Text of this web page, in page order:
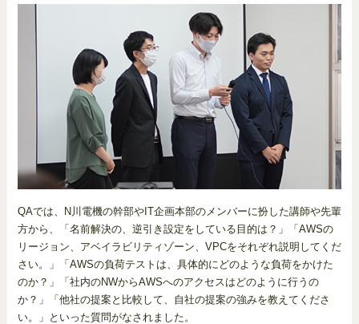
QAでは、N川電機の幹部やIT企画本部のメンバーに扮した講師や先輩
方から、「名前解決の、逆引き設定をしている目的は？」「AWSの
リージョン、アベイラビリティゾーン、VPCをそれぞれ説明してくだ
さい。」「AWSの負荷テストは、具体的にどのような負荷をかけた
のか？」「社内のNWからAWSへのアクセスはどのように行うの
か？」「他社の提案と比較して、自社の提案の強みを教えてくださ
い。」といった質問がなされました。